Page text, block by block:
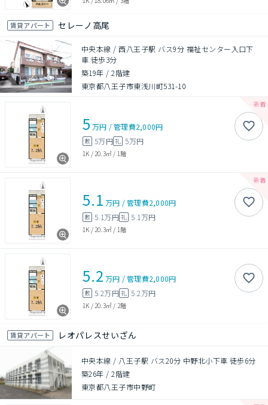
賃貸アパート セレーノ高尾
中央本線 / 西八王子駅 バス9分 福祉センター入口下
車 徒歩3分
築19年 /2階建
東京都八王子市東浅川町531-10
5 万円 /管理費2,000円
敷 5万円礼 5万円
1K / 20.3㎡ / 1階
5.1 万円 /管理費2,000円
敷 5.1万円礼 5.1万円
1K / 20.3㎡ / 1階
5.2 万円 /管理費2,000円
敷 5.2万円礼 5.2万円
1K / 20.3㎡ / 2階
賃貸アパート レオパレスせいざん
中央本線 / 八王子駅 バス20分 中野北小下車 徒歩6分
築26年 /2階建
東京都八王子市中野町